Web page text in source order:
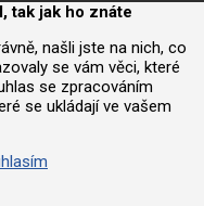
tak jak ho znáte
našli jste na nich, co
se vám věci, které
se zpracováním
se ukládají ve vašem